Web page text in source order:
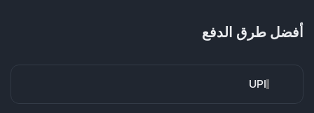
أفضل طرق الدفع
UPI